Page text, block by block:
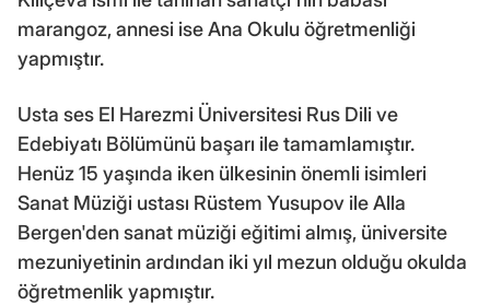
marangoz, annesi ise Ana Okulu öğretmenliği
yapmıştır.
Usta ses El Harezmi Üniversitesi Rus Dili ve
Edebiyatı Bölümünü başarı ile tamamlamıştır.
Henüz 15 yaşında iken ülkesinin önemli isimleri
Sanat Müziği ustası Rüstem Yusupov ile Alla
Bergen'den sanat müziği eğitimi almış, üniversite
mezuniyetinin ardından iki yıl mezun olduğu okulda
öğretmenlik yapmıştır.